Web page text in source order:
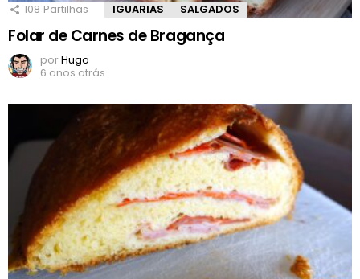
108 Partilhas IGUARIAS SALGADOS
Folar de Carnes de Bragança
porHugo
6 anos atrás